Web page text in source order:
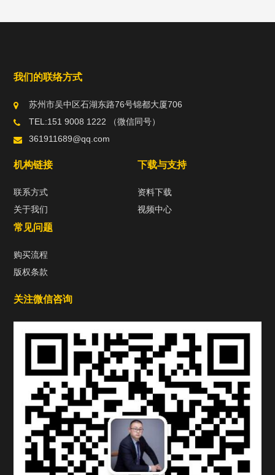
我们的联络方式
苏州市吴中区石湖东路76号锦都大厦706
TEL:151 9008 1222 （微信同号）
361911689@qq.com
机构链接
联系方式
关于我们
下载与支持
资料下载
视频中心
常见问题
购买流程
版权条款
关注微信咨询